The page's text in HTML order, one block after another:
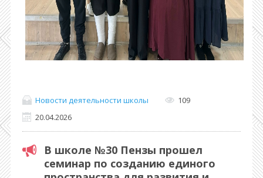
Новости деятельности школы
109
20.04.2026
В школе №30 Пензы прошел
семинар по созданию единого